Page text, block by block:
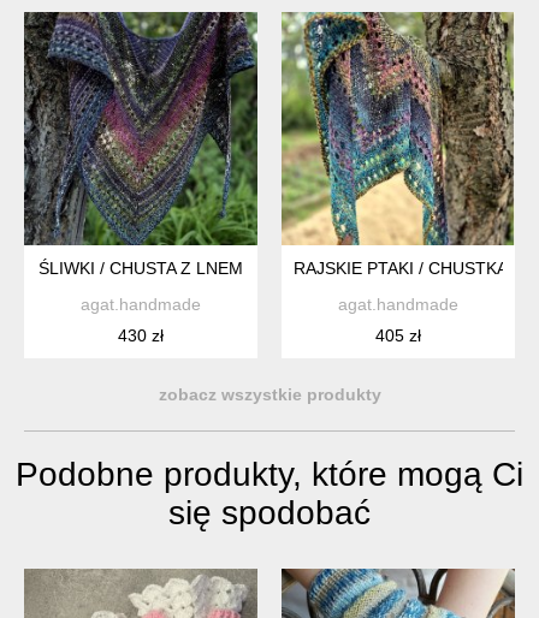
ŚLIWKI / CHUSTA Z LNEM
agat.handmade
430 zł
RAJSKIE PTAKI / CHUSTKA Z
agat.handmade
405 zł
zobacz wszystkie produkty
Podobne produkty, które mogą Ci
się spodobać